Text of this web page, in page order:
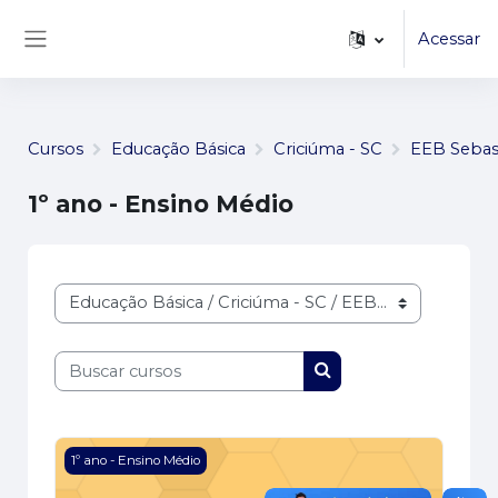
Ir para o conteúdo principal
Acessar
Cursos Educação Básica Criciúma - SC EEB
1º ano - Ensino Médio
Categorias de Cursos
Buscar cursos
Buscar cursos
Imagem do curso Laboratório de Química
1º ano - Ensino Médio